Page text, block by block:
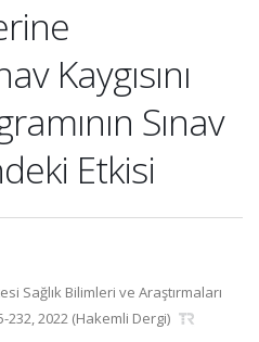
Kaygısını
Sınav
Etkisi
Sağlık Bilimleri ve Araştırmaları
232, 2022 (Hakemli Dergi)